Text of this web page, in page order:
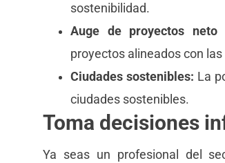
sostenibilidad.
Auge de proyectos neto
proyectos alineados con
Ciudades sostenibles: La
ciudades sostenibles.
Toma decisiones
Ya seas un profesional del